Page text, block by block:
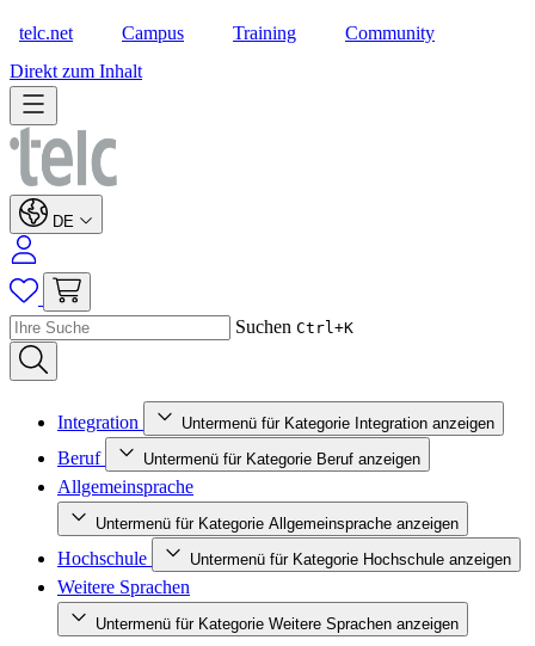
telc.net Campus Training Community
Direkt zum Inhalt
DE
Suchen Ctrl+K
Integration Untermenü für Kategorie Integration anzeigen
Beruf Untermenü für Kategorie Beruf anzeigen
Allgemeinsprache
Untermenü für Kategorie Allgemeinsprache anzeigen
Hochschule Untermenü für Kategorie Hochschule anzeigen
Weitere Sprachen
Untermenü für Kategorie Weitere Sprachen anzeigen